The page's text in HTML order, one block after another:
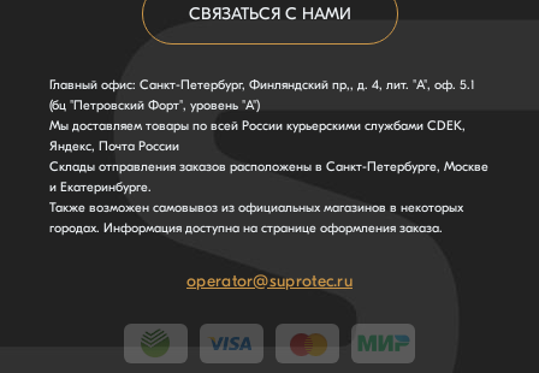
СВЯЗАТЬСЯ С НАМИ
Главный офис: Санкт-Петербург, Финляндский пр,, д. 4, лит. "А", оф. 5.1
(бц "Петровский Форт", уровень "А")
Мы доставляем товары по всей России курьерскими службами CDEK,
Яндекс, Почта России
Склады отправления заказов расположены в Санкт-Петербурге, Москве
и Екатеринбурге.
Также возможен самовывоз из официальных магазинов в некоторых
городах. Информация доступна на странице оформления заказа.
operator@suprotec.ru